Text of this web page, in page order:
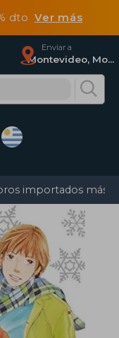
dtoVer más
Enviar a
Montevideo, Montevideo
importados más